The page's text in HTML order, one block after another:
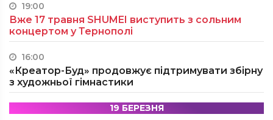
19:00
Вже 17 травня SHUMEI виступить з сольним
концертом у Тернополі
16:00
«Креатор-Буд» продовжує підтримувати збірну
з художньої гімнастики
19 БЕРЕЗНЯ